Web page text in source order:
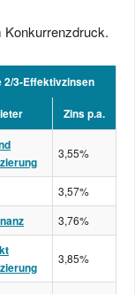
Konkurrenzdruck.
2/3-Effektivzinsen
Zins p.a.
3,55%
3,57%
3,76%
3,85%